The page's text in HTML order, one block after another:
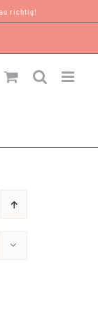
richtig!